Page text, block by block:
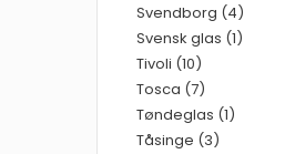
Svendborg (4)
Svensk glas (1)
Tivoli (10)
Tosca (7)
Tøndeglas (1)
Tåsinge (3)